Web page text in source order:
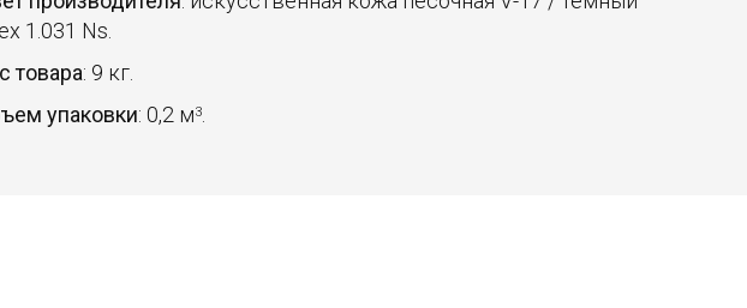
1.031 Ns.
товара: 9 кг.
упаковки: 0,2 м3.